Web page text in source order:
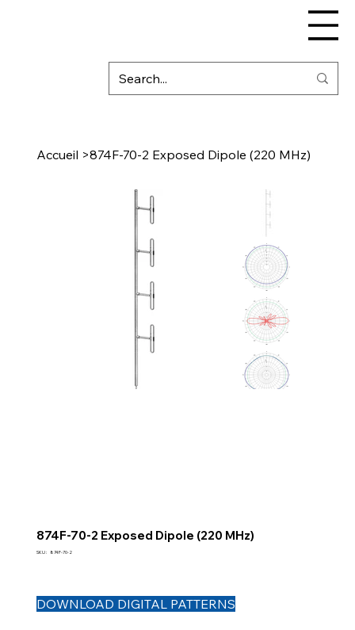
Accueil >874F-70-2 Exposed Dipole (220 MHz)
874F-70-2 Exposed Dipole (220 MHz)
SKU :
SKU
874F-70-2
DOWNLOAD DIGITAL PATTERNS